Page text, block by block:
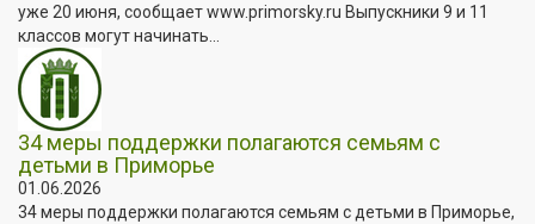
уже 20 июня, сообщает www.primorsky.ru Выпускники 9 и 11
классов могут начинать...
34 меры поддержки полагаются семьям с
детьми в Приморье
01.06.2026
34 меры поддержки полагаются семьям с детьми в Приморье,